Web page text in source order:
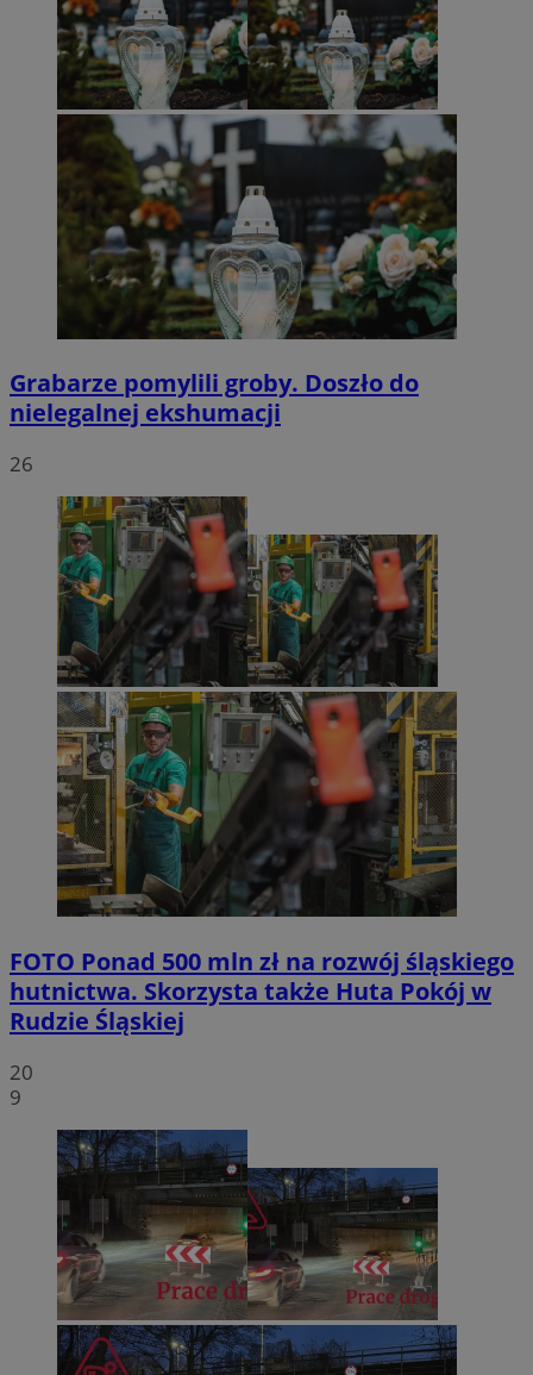
Grabarze pomylili groby. Doszło do
nielegalnej ekshumacji
26
FOTO Ponad 500 mln zł na rozwój śląskiego
hutnictwa. Skorzysta także Huta Pokój w
Rudzie Śląskiej
20
9